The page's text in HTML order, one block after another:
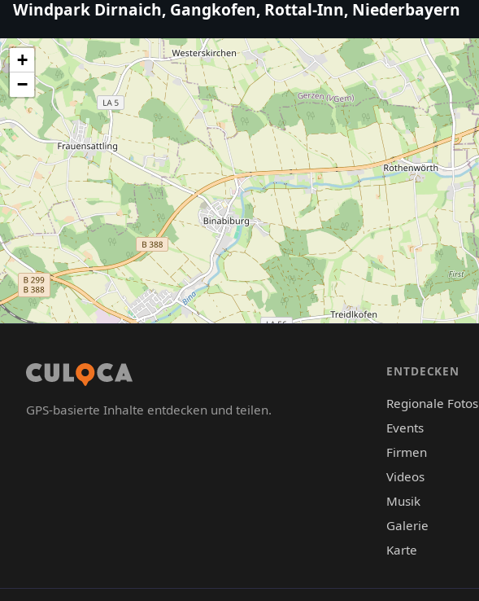
Windpark Dirnaich, Gangkofen, Rottal-Inn, Niederbayern
+
−
GPS-basierte Inhalte entdecken und teilen.
ENTDECKEN
Regionale Fotos
Events
Firmen
Videos
Musik
Galerie
Karte